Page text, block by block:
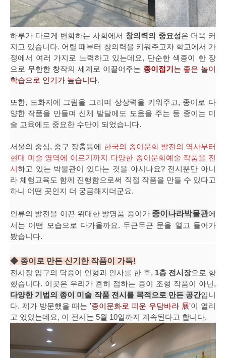
하루가 다르게 변화하는 사회에서 창의력의 중요성은 더욱 커
지고 있습니다. 어릴 때부터 창의력을 키워주고자 학교에서 가
정에서 여러 가지로 노력하고 있는데요, 단순한 색종이 한 장
으로 무한한 창작의 세계로 이끌어주는 종이접기는 좋은 놀이
학습으로 인기가 높습니다.
또한, 도화지에 그림을 그리며 상상력을 키워주고, 종이로 다
양한 작품을 만들며 신체 발달에도 도움을 주는 등 종이는 미
술 교육에도 중요한 수단이 되었습니다.
서울의 중심, 중구 장충동에 한국의 종이문화 발전의 역사부터
현대 미술 영역에 이르기까지 다양한 종이문화예술 작품을 전
시하고 있는 박물관이 있다는 것을 아시나요? 전시뿐만 아니
라 체험교육도 함께 진행함으로써 직접 작품을 만들 수 있다고
하니 어떤 곳인지 더 궁금해지더군요.
인류의 발전을 이끈 위대한 발명품 종이가 종이나라박물관에
서는 어떤 모습으로 다가올까요. 두근두근 문을 열고 들어가
봤습니다.
◆ 종이로 만든 신기한 작품이 가득!
전시장 입구의 닥종이 인형과 인사를 한 후, 1층 전시장으로 향
했습니다. 이곳은 우리가 흔히 접하는 종이 조형 작품이 아닌,
다양한 기법의 종이 미술 작품 전시를 목적으로 만든 공간입니
다. 제가 방문했을 때는 '종이문화로 피운 우담바라 展'이 열리
고 있었는데요, 이 전시는 5월 10일까지 계속된다고 합니다.